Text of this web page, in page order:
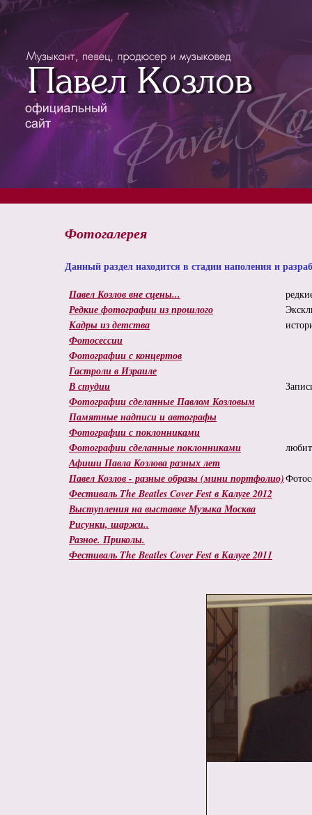
Фотогалерея
Данный раздел находится в стадии наполения и
Павел Козлов вне сцены...
Редкие фотографии из прошлого
Кадры из детства
Фотосессии
Фотографии с концертов
Гастроли в Израиле
В студии
Фотографии сделанные Павлом Козловым
Памятные надписи и автографы
Фотографии с поклонниками
Фотографии сделанные поклонниками
Афиши Павла Козлова разных лет
Павел Козлов - разные образы (мини портфолио)
Фестиваль The Beatles Cover Fest в Калуге 2012
Выступления на выставке Музыка Москва
Рисунки, шаржи..
Разное. Приколы.
Фестиваль The Beatles Cover Fest в Калуге 2011